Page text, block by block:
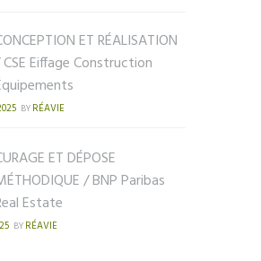
ET RÉALISATION
Eiffage Construction
BY RÉAVIE
ET DÉPOSE
/ BNP Paribas
Estate
BY RÉAVIE